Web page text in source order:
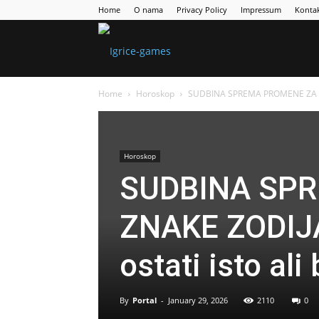
Home O nama Privacy Policy Impressum
Home Horoskop SUDBINA SPREMA PROMENE
Horoskop
SUDBINA
ZNAKE
ostati isto ali
By Portal - January 29, 2026 2110 0